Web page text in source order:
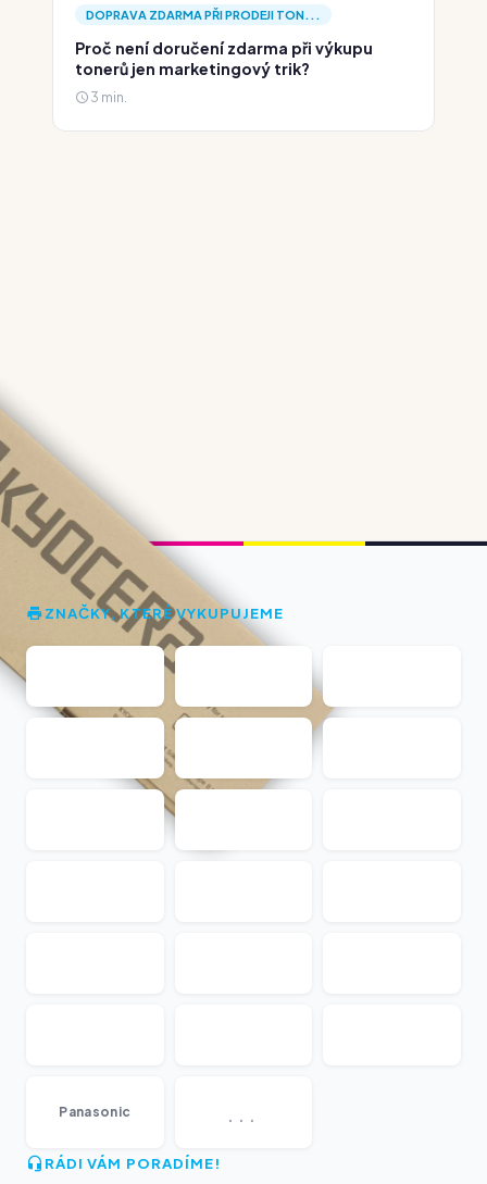
DOPRAVA ZDARMA PŘI PRODEJI TON...
Proč není doručení zdarma při výkupu
tonerů jen marketingový trik?
3 min.
ZNAČKY, KTERÉ VYKUPUJEME
Panasonic ...
RÁDI VÁM PORADÍME!